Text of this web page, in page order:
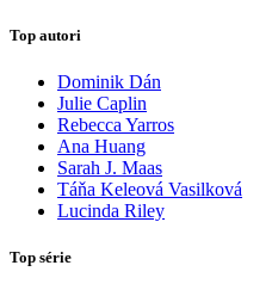
Top autori
Dominik Dán
Julie Caplin
Rebecca Yarros
Ana Huang
Sarah J. Maas
Táňa Keleová Vasilková
Lucinda Riley
Top série